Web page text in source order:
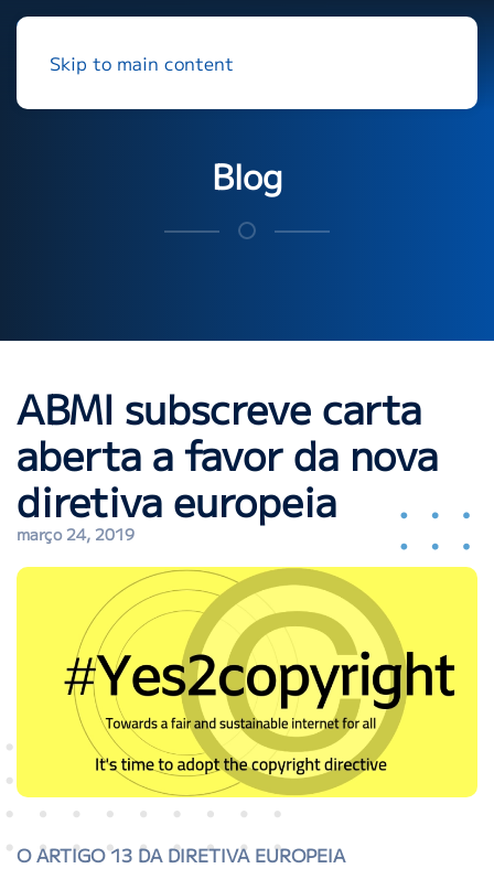
Skip to main content
Blog
ABMI subscreve carta
aberta a favor da nova
diretiva europeia
março 24, 2019
O ARTIGO 13 DA DIRETIVA EUROPEIA